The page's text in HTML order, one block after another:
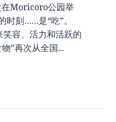
在Moricoro公园举
时刻……是“吃”。
笑容、活力和活跃的
”再次从全国...